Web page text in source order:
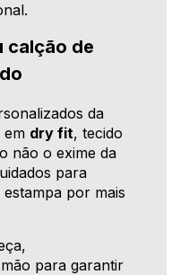
calção de
da
em dry fit, tecido
não o exime da
para
por mais
para garantir